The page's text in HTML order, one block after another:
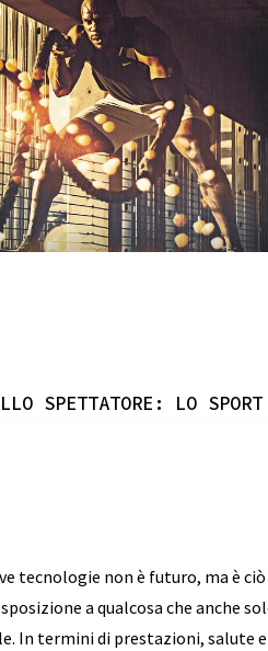
SPETTATORE: LO
tecnologie non è futuro, ma è
a qualcosa che anche
In termini di prestazioni, salute e